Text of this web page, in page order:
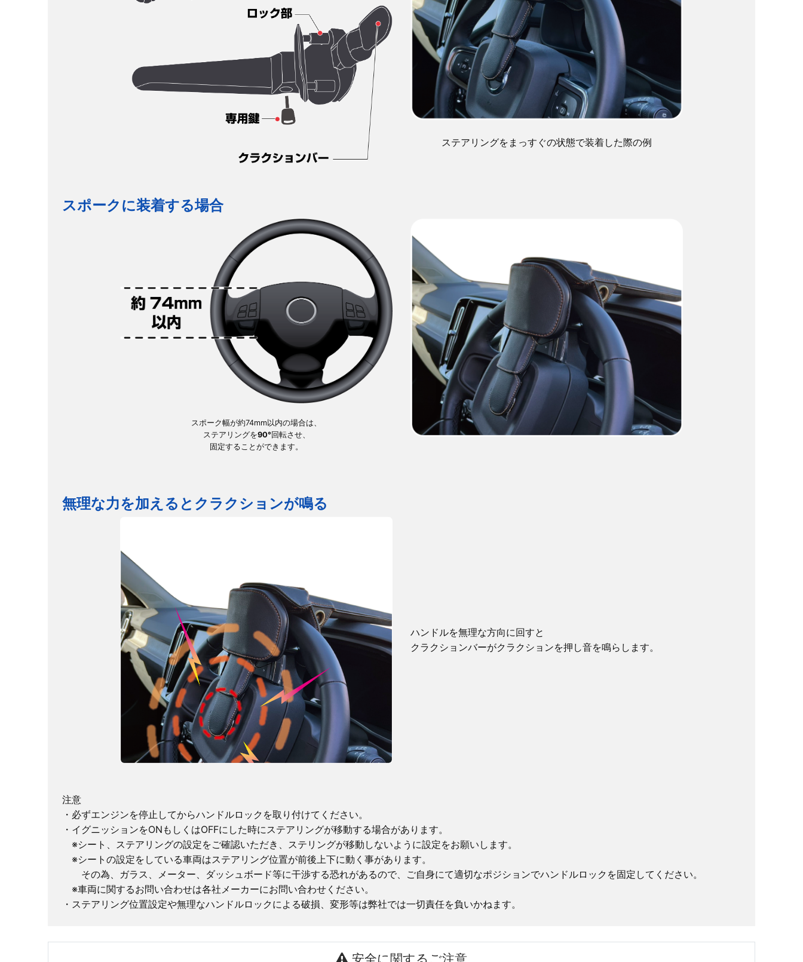
ステアリングをまっすぐの状態で装着した際の例
スポークに装着する場合
スポーク幅が約74mm以内の場合は、
ステアリングを90°回転させ、
固定することができます。
無理な力を加えるとクラクションが鳴る
ハンドルを無理な方向に回すと
クラクションバーがクラクションを押し音を鳴らします。
注意
・必ずエンジンを停止してからハンドルロックを取り付けてください。
・イグニッションをONもしくはOFFにした時にステアリングが移動する場合があります。
※シート、ステアリングの設定をご確認いただき、ステリングが移動しないように設定をお願いします。
※シートの設定をしている車両はステアリング位置が前後上下に動く事があります。
その為、ガラス、メーター、ダッシュボード等に干渉する恐れがあるので、ご自身にて適切なポジションでハンドルロックを固定してください。
※車両に関するお問い合わせは各社メーカーにお問い合わせください。
・ステアリング位置設定や無理なハンドルロックによる破損、変形等は弊社では一切責任を負いかねます。
安全に関するご注意